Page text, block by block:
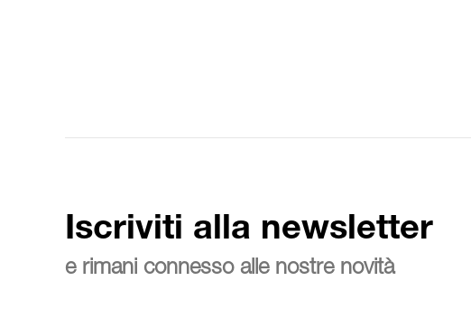
Iscriviti alla newsletter
e rimani connesso alle nostre novità